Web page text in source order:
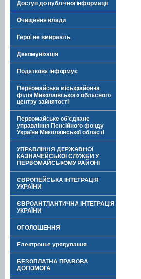
Доступ до публічної інформації
Очищення влади
Герої не вмирають
Декомунізація
Податкова інформує
Первомайська міськрайонна
філія Миколаївського обласного
центру зайнятості
Первомайське об’єднане
управління Пенсійного фонду
України Миколаївської області
УПРАВЛІННЯ ДЕРЖАВНОЇ
КАЗНАЧЕЙСЬКОЇ СЛУЖБИ У
ПЕРВОМАЙСЬКОМУ РАЙОНІ
ЄВРОПЕЙСЬКА ІНТЕГРАЦІЯ
УКРАЇНИ
ЄВРОАНТЛАНТИЧНА ІНТЕГРАЦІЯ
УКРАЇНИ
ОГОЛОШЕННЯ
Електронне урядування
БЕЗОПЛАТНА ПРАВОВА
ДОПОМОГА